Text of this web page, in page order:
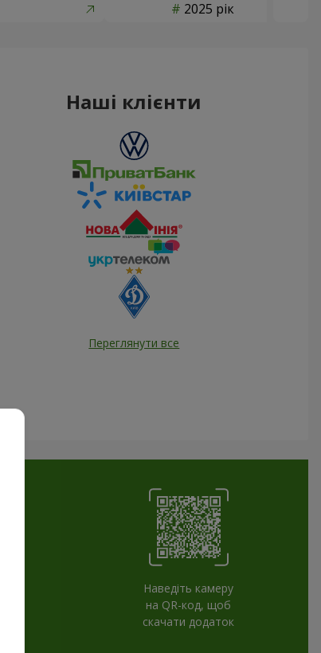
2025 рік
Наші клієнти
Переглянути все
Наведіть камеру
на QR-код, щоб
скачати додаток